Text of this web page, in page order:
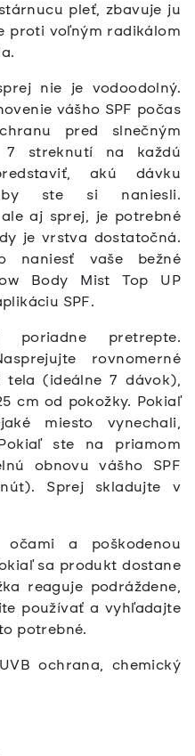
pleť, zbavuje ju
proti voľným radikálom
nie je vodoodolný.
vášho SPF počas
pred slnečným
7 streknutí na každú
akú dávku
by ste si naniesli.
aj sprej, je potrebné
je vrstva dostatočná.
naniesť vaše bežné
Body Mist Top UP
SPF.
poriadne pretrepte.
rovnomerné
tela (ideálne 7 dávok),
cm od pokožky. Pokiaľ
miesto vynechali,
ste na priamom
obnovu vášho SPF
Sprej skladujte v
a poškodenou
sa produkt dostane
reaguje podráždene,
používať a vyhľadajte
potrebné.
ochrana, chemický